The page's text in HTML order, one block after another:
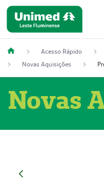
Acesso Rápido
Novas Aquisições
Novas